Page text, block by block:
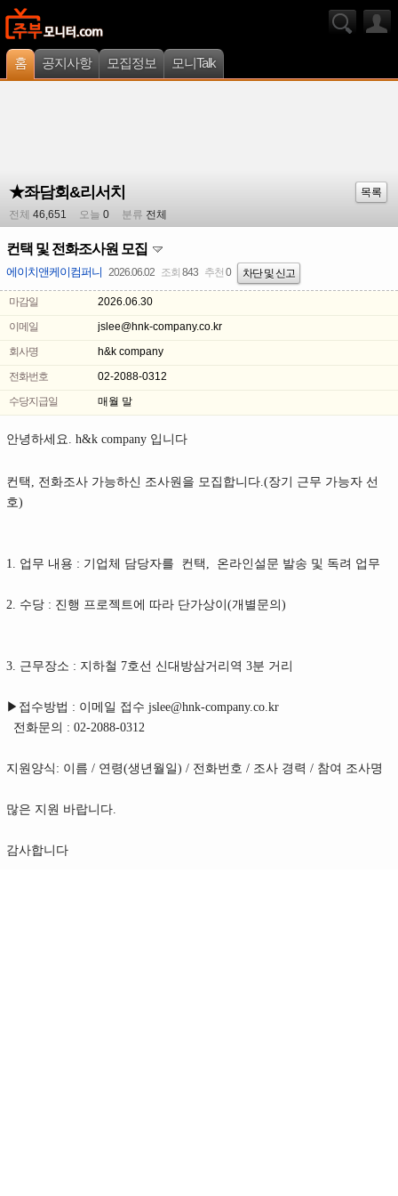
홈 공지사항 모집정보 모니Talk
★좌담회&리서치
목록
전체 46,651 오늘 0 분류 전체
컨택 및 전화조사원 모집
에이치앤케이컴퍼니 2026.06.02 조회 843 추천 0 차단 및 신고
마감일
2026.06.30
이메일
jslee@hnk-company.co.kr
회사명
h&k company
전화번호
02-2088-0312
수당지급일
매월 말
안녕하세요. h&k company 입니다
컨택, 전화조사 가능하신 조사원을 모집합니다.(장기 근무 가능자 선
호)
1. 업무 내용 : 기업체 담당자를 컨택, 온라인설문 발송 및 독려 업무
2. 수당 : 진행 프로젝트에 따라 단가상이(개별문의)
3. 근무장소 : 지하철 7호선 신대방삼거리역 3분 거리
▶접수방법 : 이메일 접수 jslee@hnk-company.co.kr
전화문의 : 02-2088-0312
지원양식: 이름 / 연령(생년월일) / 전화번호 / 조사 경력 / 참여 조사명
많은 지원 바랍니다.
감사합니다